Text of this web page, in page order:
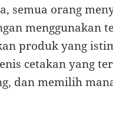
semua orang
menggunakan
produk yang
cetakan yang
dan memilih